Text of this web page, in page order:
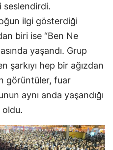
seslendirdi.
ilgi gösterdiği
biri ise “Ben Ne
yaşandı. Grup
şarkıyı hep bir ağızdan
görüntüler, fuar
aynı anda yaşandığı
oldu.